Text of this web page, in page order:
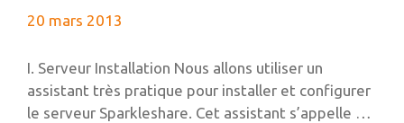
20 mars 2013
I. Serveur Installation Nous allons utiliser un
assistant très pratique pour installer et configurer
le serveur Sparkleshare. Cet assistant s’appelle …